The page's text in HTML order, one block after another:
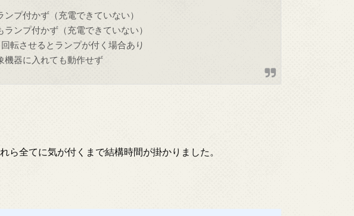
プ付かず（充電できていない）
ンプ付かず（充電できていない）
転させるとランプが付く場合あり
機器に入れても動作せず
ら全てに気が付くまで結構時間が掛かりました。